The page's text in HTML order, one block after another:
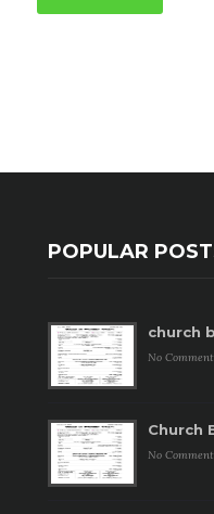
POPULAR
church
No
Church
No